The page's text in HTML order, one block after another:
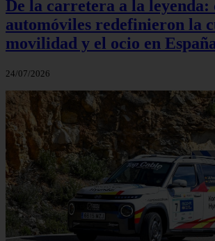
De la carretera a la leyenda:
automóviles redefinieron la
movilidad y el ocio en
24/07/2026